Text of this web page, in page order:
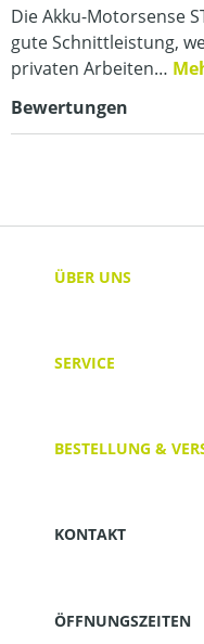
Die Akku-Motorsense
gute Schnittleistung,
privaten Arbeiten…
Bewertungen
ÜBER UNS
SERVICE
BESTELLUNG &
KONTAKT
ÖFFNUNGSZEITEN